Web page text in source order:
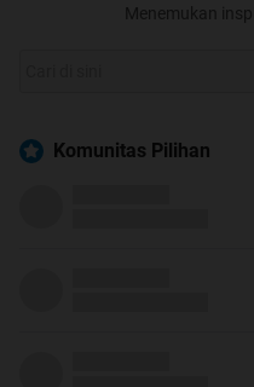
Menemukan
Komunitas Pilihan